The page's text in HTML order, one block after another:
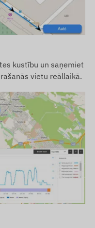
ar to saistīto datu
notiek pēc
kustību un saņemiet
vietu reāllaikā.